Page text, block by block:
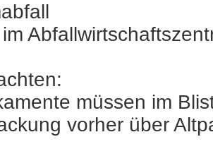
müssen im
vorher über